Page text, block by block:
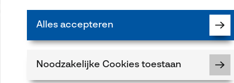
gebreken opmerkt, aarzel dan niet om contact
Alles accepteren
Noodzakelijke Cookies toestaan